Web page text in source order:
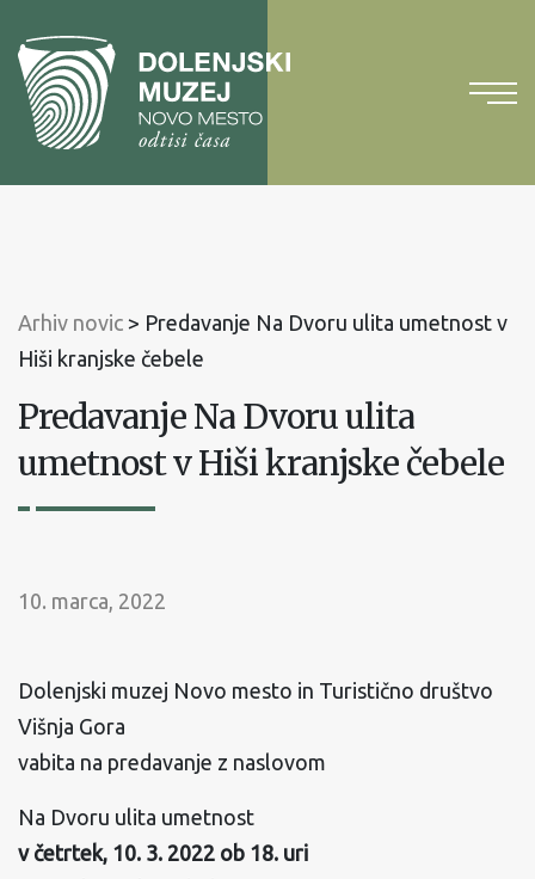
vsebinoNa
glavni
meni
Arhiv novic > Predavanje Na Dvoru ulita umetnost v
Hiši kranjske čebele
Predavanje Na Dvoru ulita
umetnost v Hiši kranjske čebele
10. marca, 2022
Dolenjski muzej Novo mesto in Turistično društvo
Višnja Gora
vabita na predavanje z naslovom
Na Dvoru ulita umetnost
v četrtek, 10. 3. 2022 ob 18. uri